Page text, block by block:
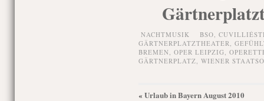
NACHTMUSIK BSO,
GÄRTNERPLATZTHEATER,
BREMEN, OPER LEIPZIG,
GÄRTNERPLATZ, WIENER
« Urlaub in Bayern August 2010